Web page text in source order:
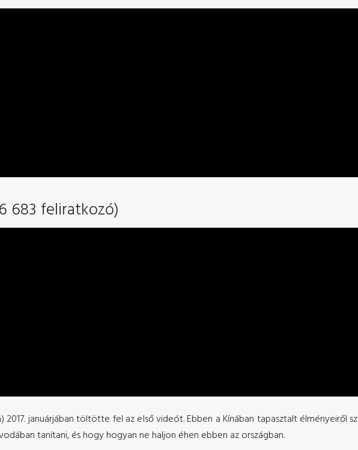
683 feliratkozó)
2017. januárjában töltötte fel az első videót. Ebben a Kínában tapasztalt élményeiről
tanítani, és hogy hogyan ne haljon éhen ebben az országban.